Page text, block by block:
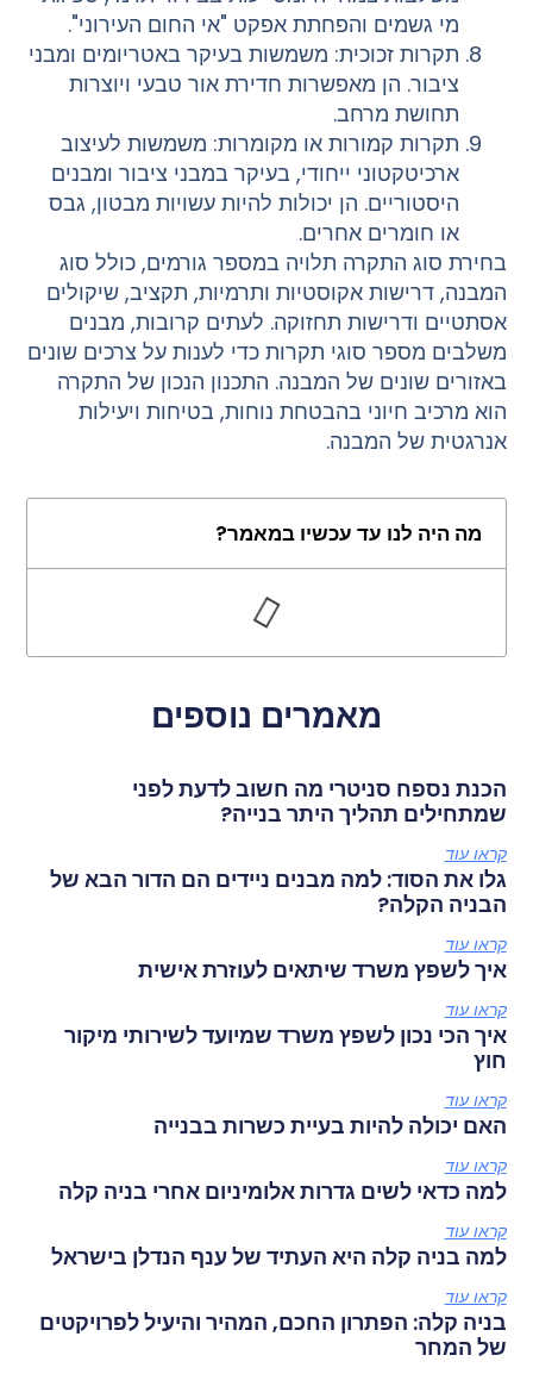
מי גשמים והפחתת אפקט "אי החום העירוני".
תקרות זכוכית: משמשות בעיקר באטריומים ומבני
ציבור. הן מאפשרות חדירת אור טבעי ויוצרות
תחושת מרחב.
תקרות קמורות או מקומרות: משמשות לעיצוב
ארכיטקטוני ייחודי, בעיקר במבני ציבור ומבנים
היסטוריים. הן יכולות להיות עשויות מבטון, גבס
או חומרים אחרים.
בחירת סוג התקרה תלויה במספר גורמים, כולל סוג
המבנה, דרישות אקוסטיות ותרמיות, תקציב, שיקולים
אסתטיים ודרישות תחזוקה. לעתים קרובות, מבנים
משלבים מספר סוגי תקרות כדי לענות על צרכים שונים
באזורים שונים של המבנה. התכנון הנכון של התקרה
הוא מרכיב חיוני בהבטחת נוחות, בטיחות ויעילות
אנרגטית של המבנה.
מה היה לנו עד עכשיו במאמר?
מאמרים נוספים
הכנת נספח סניטרי מה חשוב לדעת לפני
שמתחילים תהליך היתר בנייה?
קראו עוד
גלו את הסוד: למה מבנים ניידים הם הדור הבא של
הבניה הקלה?
קראו עוד
איך לשפץ משרד שיתאים לעוזרת אישית
קראו עוד
איך הכי נכון לשפץ משרד שמיועד לשירותי מיקור
חוץ
קראו עוד
האם יכולה להיות בעיית כשרות בבנייה
קראו עוד
למה כדאי לשים גדרות אלומיניום אחרי בניה קלה
קראו עוד
למה בניה קלה היא העתיד של ענף הנדלן בישראל
קראו עוד
בניה קלה: הפתרון החכם, המהיר והיעיל לפרויקטים
של המחר